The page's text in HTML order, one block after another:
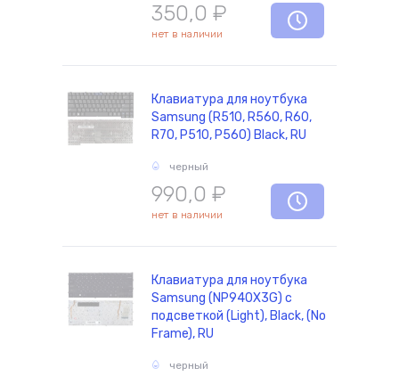
350,0 ₽
нет в наличии
Клавиатура для ноутбука
Samsung (R510, R560, R60,
R70, P510, P560) Black, RU
черный
990,0 ₽
нет в наличии
Клавиатура для ноутбука
Samsung (NP940X3G) с
подсветкой (Light), Black, (No
Frame), RU
черный